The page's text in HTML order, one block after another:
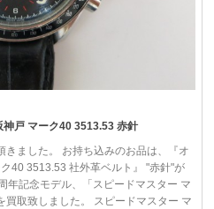
神戸 マーク40 3513.53 赤針
みのお品は、『オ
3513.53 社外革ベルト』 "赤針"が
年記念モデル、「スピードマスター マ
。 スピードマスター マ